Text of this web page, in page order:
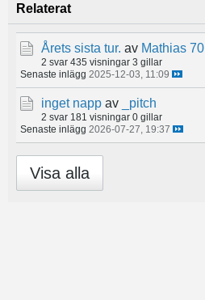
Relaterat
Årets sista tur. av Mathias 70
2 svar 435 visningar 3 gillar
Senaste inlägg 2025-12-03, 11:09
inget napp av _pitch
2 svar 181 visningar 0 gillar
Senaste inlägg 2026-07-27, 19:37
Visa alla